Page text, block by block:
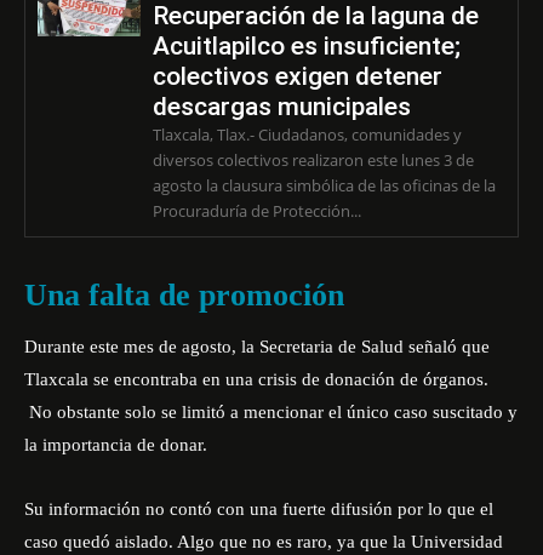
Recuperación de la laguna de
Acuitlapilco es insuficiente;
colectivos exigen detener
descargas municipales
Tlaxcala, Tlax.- Ciudadanos, comunidades y
diversos colectivos realizaron este lunes 3 de
agosto la clausura simbólica de las oficinas de la
Procuraduría de Protección...
Una falta de promoción
Durante este mes de agosto, la Secretaria de Salud señaló que
Tlaxcala se encontraba en una crisis de donación de órganos.
No obstante solo se limitó a mencionar el único caso suscitado y
la importancia de donar.
Su información no contó con una fuerte difusión por lo que el
caso quedó aislado. Algo que no es raro, ya que la Universidad